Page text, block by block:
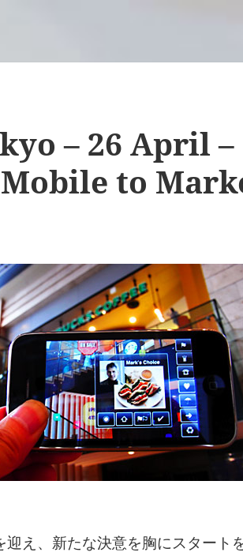
– 26 April –
to
迎え、新たな決意を胸にスタート